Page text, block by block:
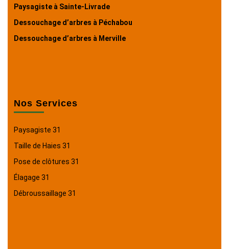
Paysagiste à Sainte-Livrade
Dessouchage d’arbres à Péchabou
Dessouchage d’arbres à Merville
Nos Services
Paysagiste 31
Taille de Haies 31
Pose de clôtures 31
Élagage 31
Débroussaillage 31